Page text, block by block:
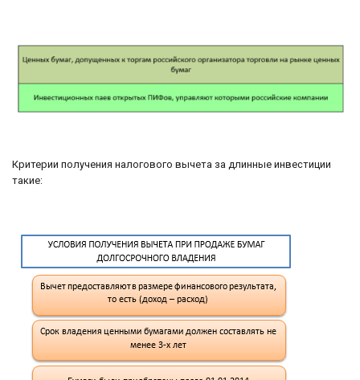
Критерии получения налогового вычета за длинные инвестиции
такие: